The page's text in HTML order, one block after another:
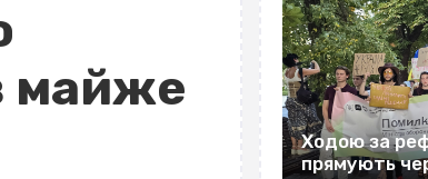
майже
Ходою за
прямують